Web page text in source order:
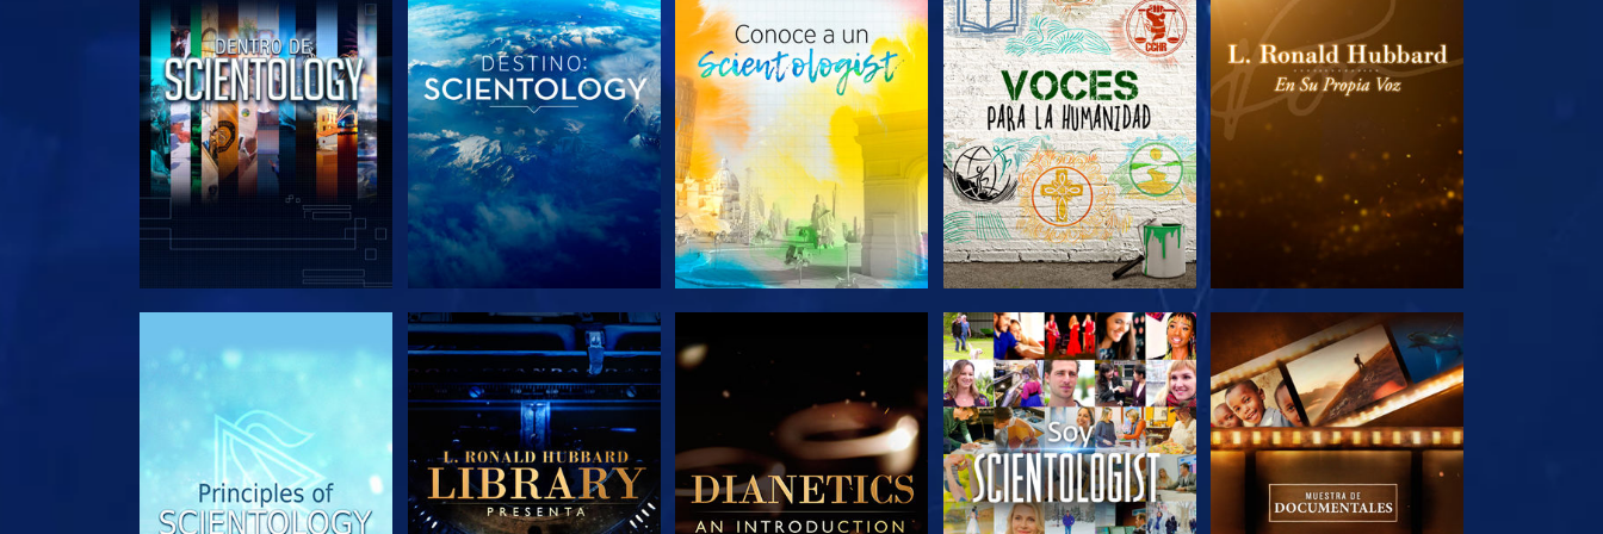
EXPLORA LAS SERIES EXPLORA LAS SERIES EXPLORA LAS SERIES EXPLORA LAS SERIES EXPLORA LAS SERIES